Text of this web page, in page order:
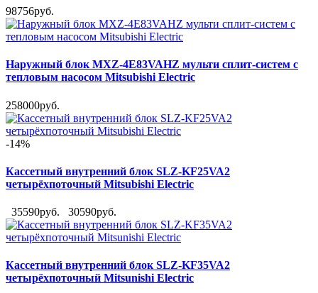
98756руб.
Наружный блок MXZ-4E83VAHZ мульти сплит-систем с
тепловым насосом Mitsubishi Electric
258000руб.
-14%
Кассетный внутренний блок SLZ-KF25VA2
четырёхпоточный Mitsubishi Electric
35590руб. 30590руб.
Кассетный внутренний блок SLZ-KF35VA2
четырёхпоточный Mitsunishi Electric